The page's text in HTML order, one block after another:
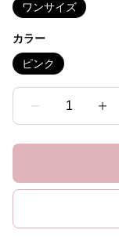
ワンサイズ
カラー
ピンク
1